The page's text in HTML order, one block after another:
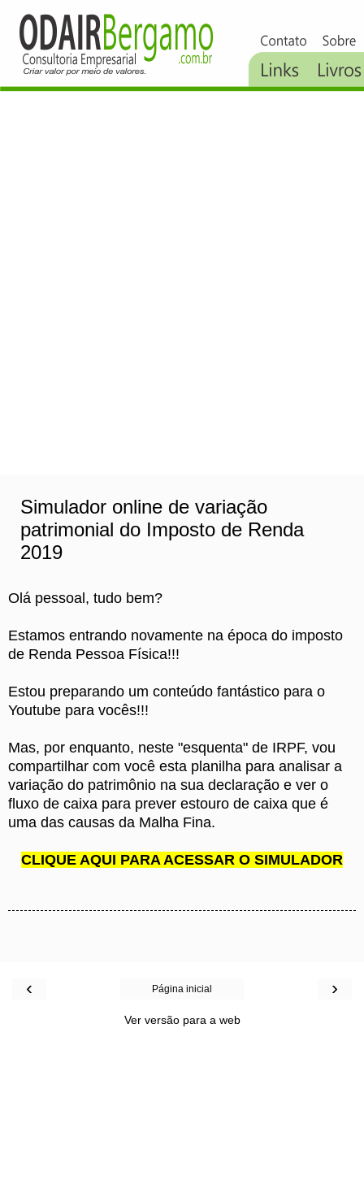
Simulador online de variação
patrimonial do Imposto de Renda
2019
Olá pessoal, tudo bem?
Estamos entrando novamente na época do imposto
de Renda Pessoa Física!!!
Estou preparando um conteúdo fantástico para o
Youtube para vocês!!!
Mas, por enquanto, neste "esquenta" de IRPF, vou
compartilhar com você esta planilha para analisar a
variação do patrimônio na sua declaração e ver o
fluxo de caixa para prever estouro de caixa que é
uma das causas da Malha Fina.
CLIQUE AQUI PARA ACESSAR O SIMULADOR
‹ ›
Página inicial
Ver versão para a web